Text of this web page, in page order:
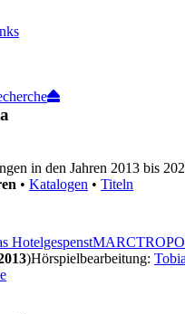
in den Jahren 2013 bis
• Katalogen • Titeln
Hotelgespenst
)Hörspielbearbeitung: